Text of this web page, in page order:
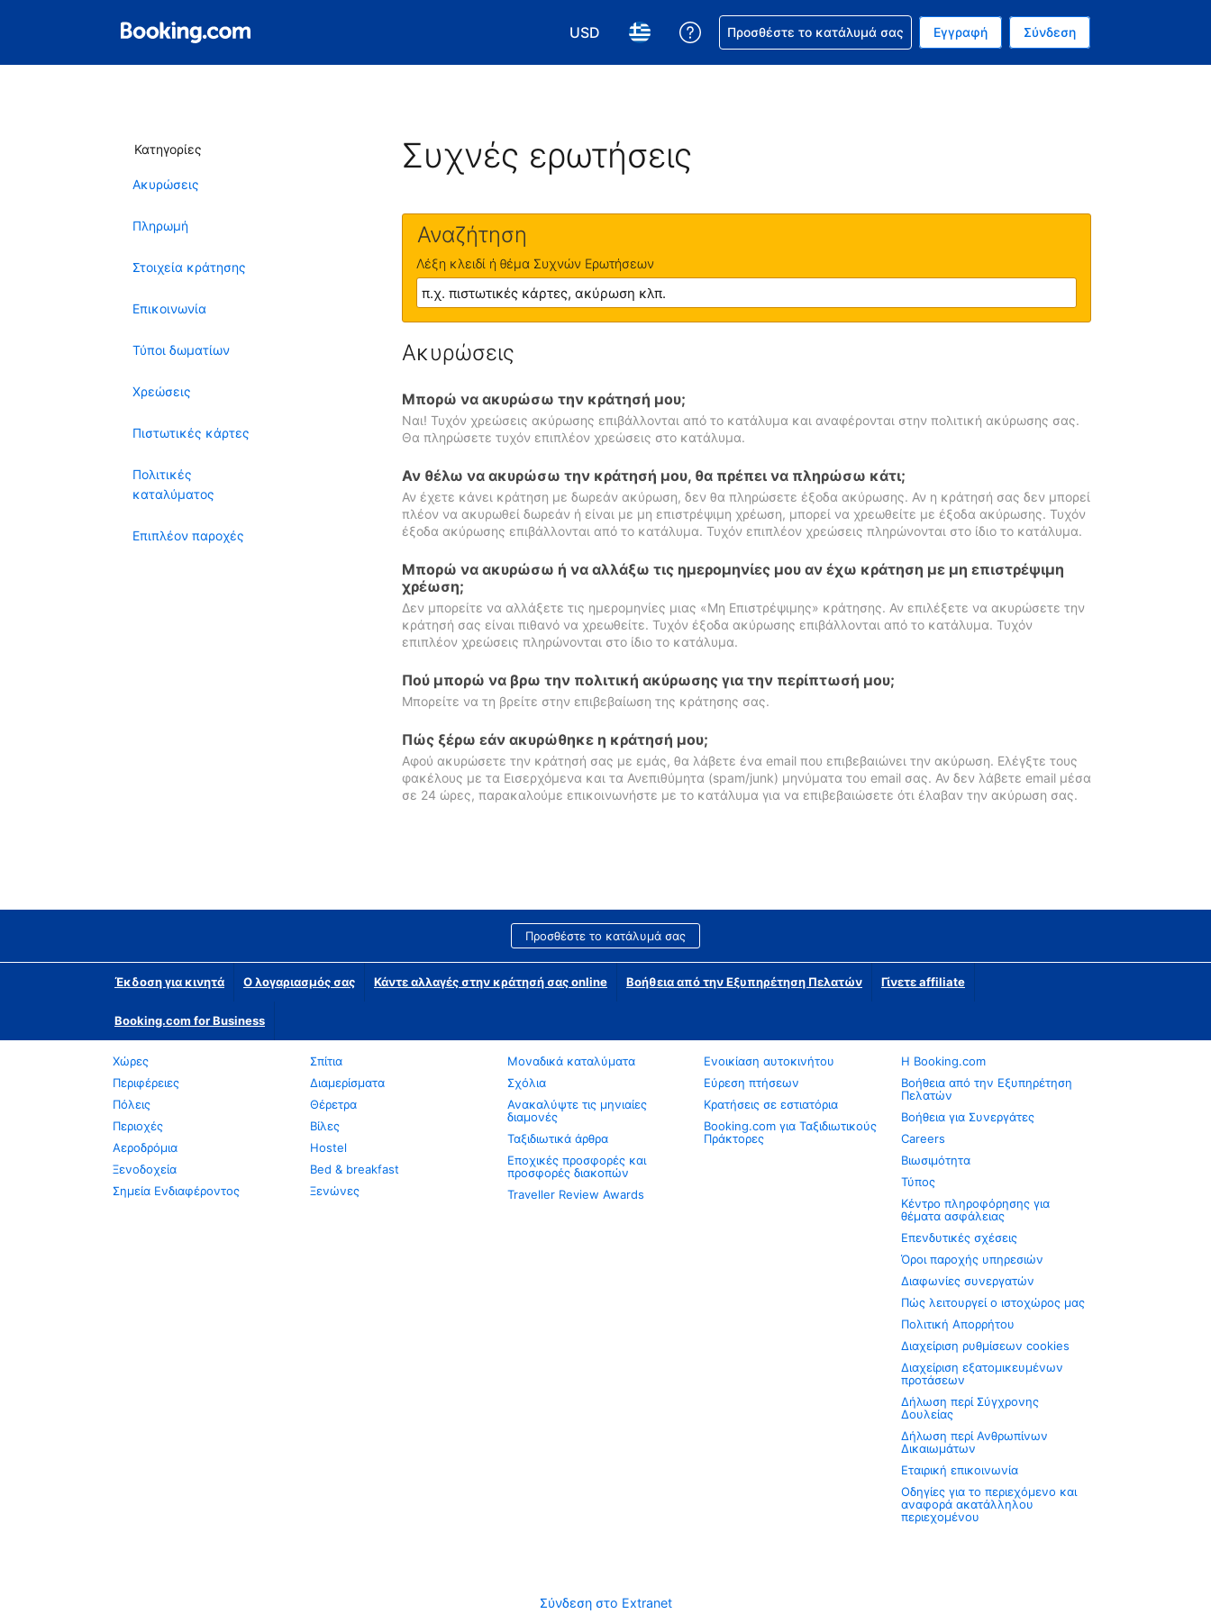
USD
Επιλέξτε το νόμισμά σας. Το τωρινό σας νόμισμα είναι Δολάριο Η.Π.Α.
Επιλέξτε τη γλώσσα σας. Η τωρινή σας γλώσσα είναι τα Ελληνικά
Βοήθεια για την κράτησή σας
Προσθέστε το κατάλυμά σας Εγγραφή Σύνδεση
Κατηγορίες
Ακυρώσεις
Πληρωμή
Στοιχεία κράτησης
Επικοινωνία
Τύποι δωματίων
Χρεώσεις
Πιστωτικές κάρτες
Πολιτικές
καταλύματος
Επιπλέον παροχές
Συχνές ερωτήσεις
Αναζήτηση
Λέξη κλειδί ή θέμα Συχνών Ερωτήσεων
Ακυρώσεις
Μπορώ να ακυρώσω την κράτησή μου;
Ναι! Τυχόν χρεώσεις ακύρωσης επιβάλλονται από το κατάλυμα και αναφέρονται στην πολιτική ακύρωσης σας.
Θα πληρώσετε τυχόν επιπλέον χρεώσεις στο κατάλυμα.
Αν θέλω να ακυρώσω την κράτησή μου, θα πρέπει να πληρώσω κάτι;
Αν έχετε κάνει κράτηση με δωρεάν ακύρωση, δεν θα πληρώσετε έξοδα ακύρωσης. Αν η κράτησή σας δεν μπορεί
πλέον να ακυρωθεί δωρεάν ή είναι με μη επιστρέψιμη χρέωση, μπορεί να χρεωθείτε με έξοδα ακύρωσης. Τυχόν
έξοδα ακύρωσης επιβάλλονται από το κατάλυμα. Τυχόν επιπλέον χρεώσεις πληρώνονται στο ίδιο το κατάλυμα.
Μπορώ να ακυρώσω ή να αλλάξω τις ημερομηνίες μου αν έχω κράτηση με μη επιστρέψιμη
χρέωση;
Δεν μπορείτε να αλλάξετε τις ημερομηνίες μιας «Μη Επιστρέψιμης» κράτησης. Αν επιλέξετε να ακυρώσετε την
κράτησή σας είναι πιθανό να χρεωθείτε. Τυχόν έξοδα ακύρωσης επιβάλλονται από το κατάλυμα. Τυχόν
επιπλέον χρεώσεις πληρώνονται στο ίδιο το κατάλυμα.
Πού μπορώ να βρω την πολιτική ακύρωσης για την περίπτωσή μου;
Μπορείτε να τη βρείτε στην επιβεβαίωση της κράτησης σας.
Πώς ξέρω εάν ακυρώθηκε η κράτησή μου;
Αφού ακυρώσετε την κράτησή σας με εμάς, θα λάβετε ένα email που επιβεβαιώνει την ακύρωση. Ελέγξτε τους
φακέλους με τα Εισερχόμενα και τα Ανεπιθύμητα (spam/junk) μηνύματα του email σας. Αν δεν λάβετε email μέσα
σε 24 ώρες, παρακαλούμε επικοινωνήστε με το κατάλυμα για να επιβεβαιώσετε ότι έλαβαν την ακύρωση σας.
Προσθέστε το κατάλυμά σας
Έκδοση για κινητά Ο λογαριασμός σας Κάντε αλλαγές στην κράτησή σας online Βοήθεια από την Εξυπηρέτηση Πελατών Γίνετε affiliate
Booking.com for Business
Χώρες
Περιφέρειες
Πόλεις
Περιοχές
Αεροδρόμια
Ξενοδοχεία
Σημεία Ενδιαφέροντος
Σπίτια
Διαμερίσματα
Θέρετρα
Βίλες
Hostel
Bed & breakfast
Ξενώνες
Μοναδικά καταλύματα
Σχόλια
Ανακαλύψτε τις μηνιαίες
διαμονές
Ταξιδιωτικά άρθρα
Εποχικές προσφορές και
προσφορές διακοπών
Traveller Review Awards
Ενοικίαση αυτοκινήτου
Εύρεση πτήσεων
Κρατήσεις σε εστιατόρια
Booking.com για Ταξιδιωτικούς
Πράκτορες
Η Booking.com
Βοήθεια από την Εξυπηρέτηση
Πελατών
Βοήθεια για Συνεργάτες
Careers
Βιωσιμότητα
Τύπος
Κέντρο πληροφόρησης για
θέματα ασφάλειας
Επενδυτικές σχέσεις
Όροι παροχής υπηρεσιών
Διαφωνίες συνεργατών
Πώς λειτουργεί ο ιστοχώρος μας
Πολιτική Απορρήτου
Διαχείριση ρυθμίσεων cookies
Διαχείριση εξατομικευμένων
προτάσεων
Δήλωση περί Σύγχρονης
Δουλείας
Δήλωση περί Ανθρωπίνων
Δικαιωμάτων
Εταιρική επικοινωνία
Οδηγίες για το περιεχόμενο και
αναφορά ακατάλληλου
περιεχομένου
Σύνδεση στο Extranet